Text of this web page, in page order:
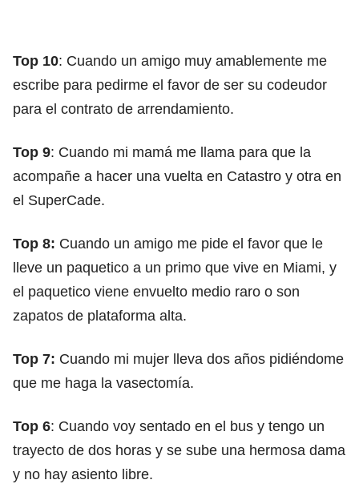
Top 10: Cuando un amigo muy amablemente me
escribe para pedirme el favor de ser su codeudor
para el contrato de arrendamiento.
Top 9: Cuando mi mamá me llama para que la
acompañe a hacer una vuelta en Catastro y otra en
el SuperCade.
Top 8: Cuando un amigo me pide el favor que le
lleve un paquetico a un primo que vive en Miami, y
el paquetico viene envuelto medio raro o son
zapatos de plataforma alta.
Top 7: Cuando mi mujer lleva dos años pidiéndome
que me haga la vasectomía.
Top 6: Cuando voy sentado en el bus y tengo un
trayecto de dos horas y se sube una hermosa dama
y no hay asiento libre.